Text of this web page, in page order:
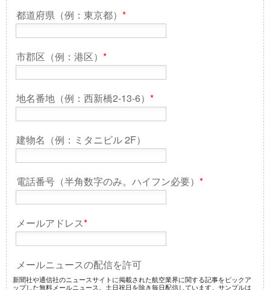
都道府県（例：東京都） *
市郡区（例：港区） *
地名番地（例：西新橋2-13-6） *
建物名（例：ミタニビル 2F）
電話番号（半角数字のみ。ハイフン必要） *
メールアドレス*
メールニュースの配信を許可
新聞社や通信社のニュースサイトに掲載された航空業界に関する記事をピックア
ップした無料メールニュース。土日祝日を除き毎日配信しています。サンプルは